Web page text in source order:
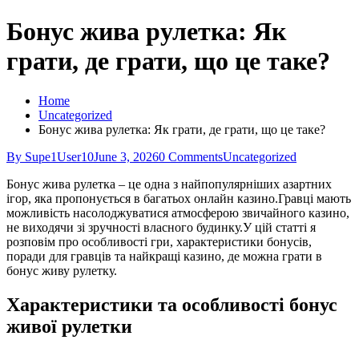
Бонус жива рулетка: Як
грати, де грати, що це таке?
Home
Uncategorized
Бонус жива рулетка: Як грати, де грати, що це таке?
By Supe1User10June 3, 20260 CommentsUncategorized
Бонус жива рулетка – це одна з найпопулярніших азартних
ігор, яка пропонується в багатьох онлайн казино.Гравці мають
можливість насолоджуватися атмосферою звичайного казино,
не виходячи зі зручності власного будинку.У цій статті я
розповім про особливості гри, характеристики бонусів,
поради для гравців та найкращі казино, де можна грати в
бонус живу рулетку.
Характеристики та особливості бонус
живої рулетки